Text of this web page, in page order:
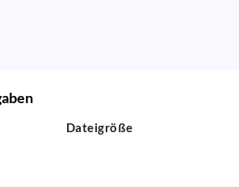
Dateigröße